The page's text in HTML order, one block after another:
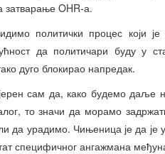
затварање OHR-а.
политички процес који
да политичари буду у
дуго блокирао напредак.
сам да, како будемо
то значи да морамо
урадимо. Чињеница је да је у
специфичног ангажмана